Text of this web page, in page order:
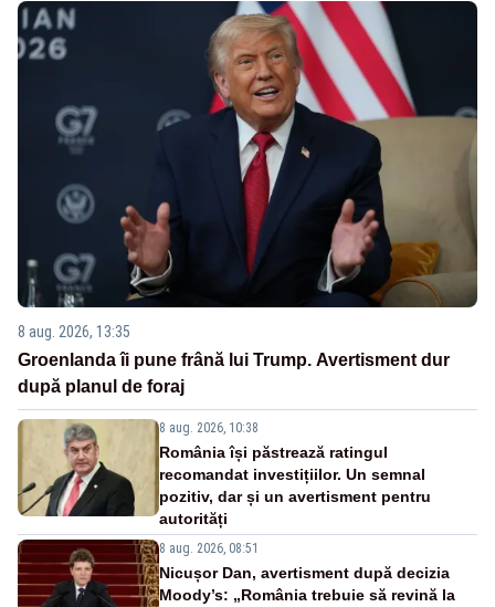
8 aug. 2026, 13:35
Groenlanda îi pune frână lui Trump. Avertisment dur
după planul de foraj
8 aug. 2026, 10:38
România își păstrează ratingul
recomandat investițiilor. Un semnal
pozitiv, dar și un avertisment pentru
autorități
8 aug. 2026, 08:51
Nicușor Dan, avertisment după decizia
Moody’s: „România trebuie să revină la